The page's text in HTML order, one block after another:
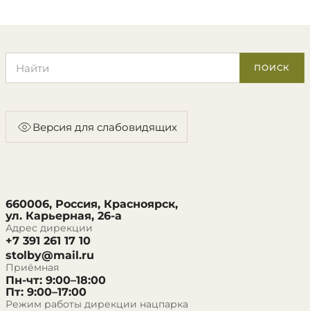
ПОИСК
Версия для слабовидящих
660006, Россия, Красноярск,
ул. Карьерная, 26-а
Адрес дирекции
+7 391 261 17 10
stolby@mail.ru
Приёмная
Пн-чт: 9:00–18:00
Пт: 9:00–17:00
Режим работы дирекции нацпарка